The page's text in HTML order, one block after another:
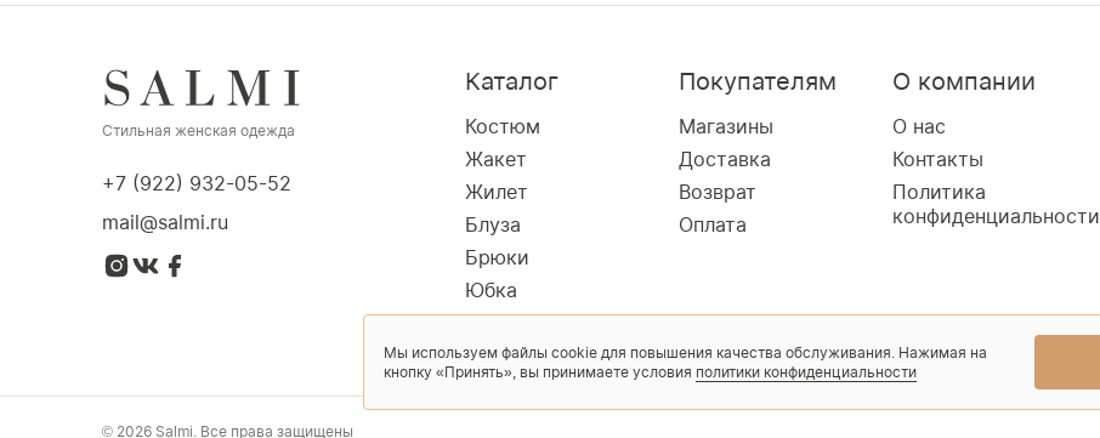
Стильная женская одежда
+7 (922) 932-05-52
mail@salmi.ru
Каталог
Костюм
Жакет
Жилет
Блуза
Брюки
Юбка
Пальто
Платье
Покупателям
Магазины
Доставка
Возврат
Оплата
О компании
О нас
Контакты
Политика
конфиденциальности
© 2026 Salmi. Все права защищены
Мы используем файлы cookie для повышения качества обслуживания. Нажимая на
кнопку «Принять», вы принимаете условия политики конфиденциальности